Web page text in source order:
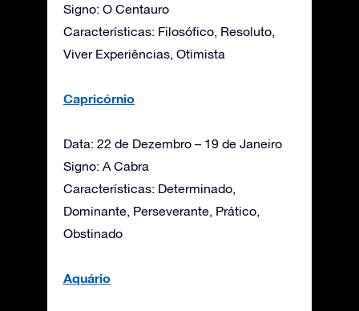
Signo: O Centauro
Características: Filosófico, Resoluto,
Viver Experiências, Otimista
Capricórnio
Data: 22 de Dezembro – 19 de Janeiro
Signo: A Cabra
Características: Determinado,
Dominante, Perseverante, Prático,
Obstinado
Aquário